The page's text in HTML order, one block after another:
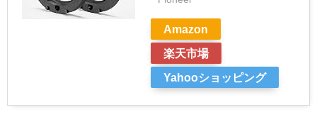
Amazon
楽天市場
Yahooショッピング